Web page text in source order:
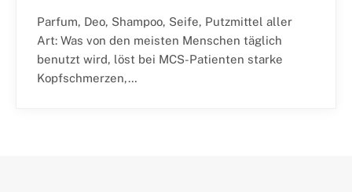
Parfum, Deo, Shampoo, Seife, Putzmittel aller
Art: Was von den meisten Menschen täglich
benutzt wird, löst bei MCS-Patienten starke
Kopfschmerzen,…